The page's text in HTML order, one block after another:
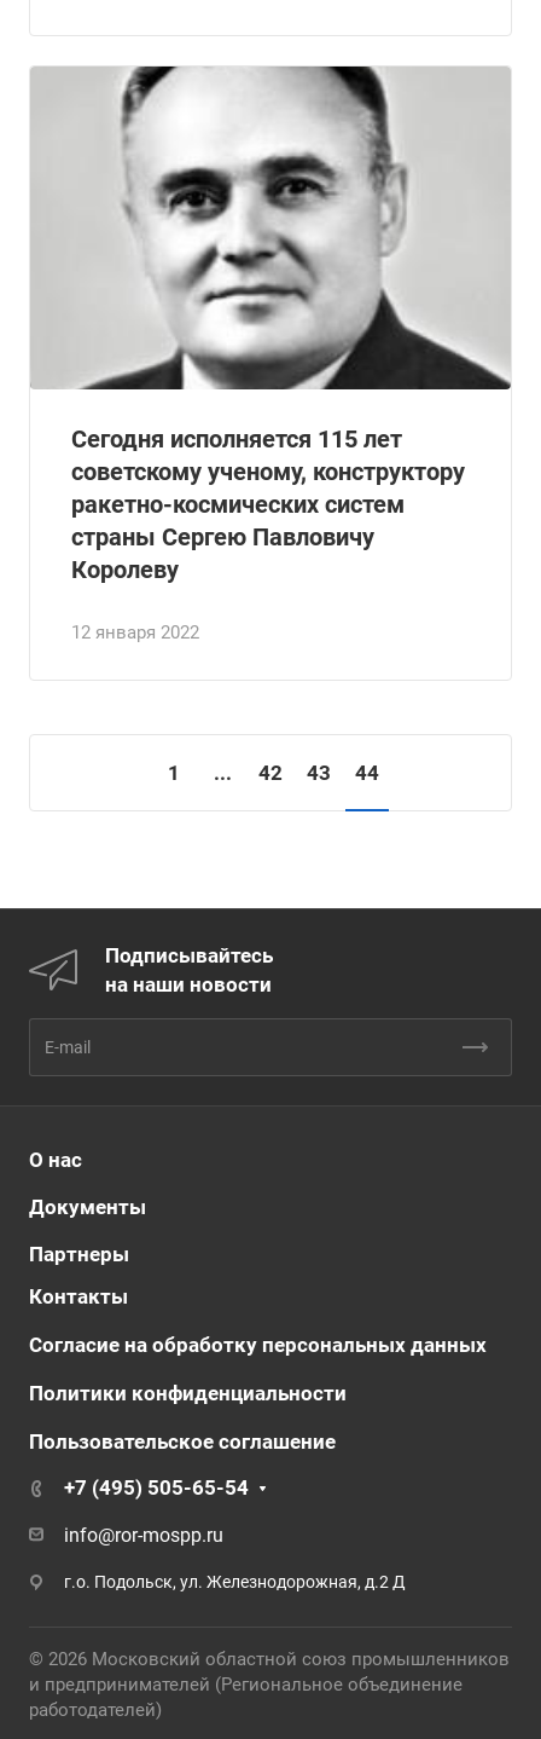
12 января 2022
Сегодня исполняется 115 лет
советскому ученому, конструктору
ракетно-космических систем
страны Сергею Павловичу
Королеву
1 ... 42 43 44
Подписывайтесь
на наши новости
О нас
Документы
Партнеры
Контакты
Согласие на обработку персональных данных
Политики конфиденциальности
Пользовательское соглашение
+7 (495) 505-65-54
info@ror-mospp.ru
г.о. Подольск, ул. Железнодорожная, д.2 Д
© 2026 Московский областной союз промышленников
и предпринимателей (Региональное объединение
работодателей)